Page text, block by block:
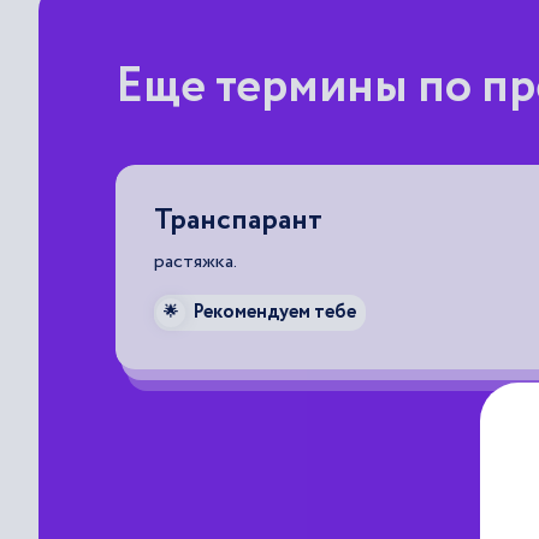
Еще термины по
Транспарант
растяжка.
🌟 Рекомендуем тебе